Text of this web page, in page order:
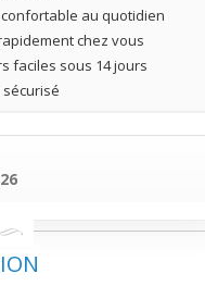
au quotidien
chez vous
faciles sous 14 jours
sécurisé